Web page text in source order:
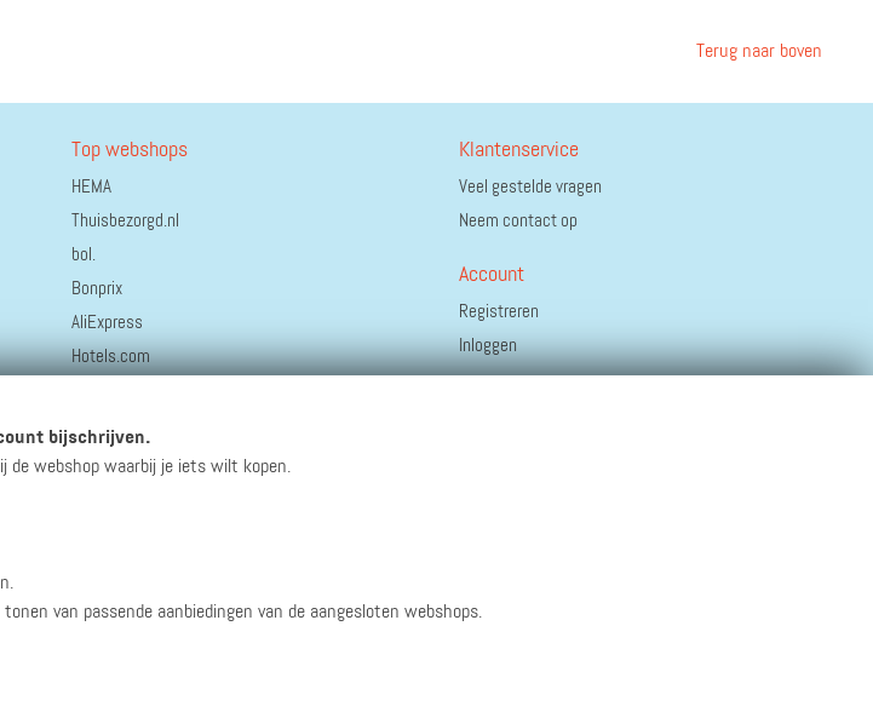
Terug naar boven
Top webshops
HEMA
Thuisbezorgd.nl
bol.
Bonprix
AliExpress
Hotels.com
Coolblue
Klantenservice
Veel gestelde vragen
Neem contact op
Account
Registreren
Inloggen
bijschrijven.
de webshop waarbij je iets wilt kopen.
van passende aanbiedingen van de aangesloten webshops.